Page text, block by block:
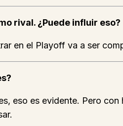
rival. ¿Puede influir eso?
en el Playoff va a ser
eso es evidente. Pero